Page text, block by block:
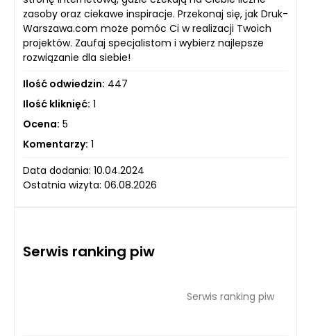
zasoby oraz ciekawe inspiracje. Przekonaj się, jak Druk-
Warszawa.com może pomóc Ci w realizacji Twoich
projektów. Zaufaj specjalistom i wybierz najlepsze
rozwiązanie dla siebie!
Ilość odwiedzin: 447
Ilość kliknięć: 1
Ocena: 5
Komentarzy: 1
Data dodania: 10.04.2024
Ostatnia wizyta: 06.08.2026
Serwis ranking piw
Serwis ranking piw